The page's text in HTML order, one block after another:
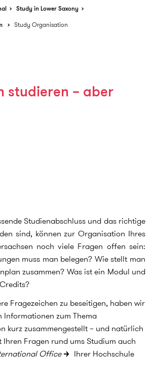
Study in Lower Saxony
Study Organisation
studieren – aber
Studienabschluss und das richtige
sind, können zur Organisation Ihres
noch viele Fragen offen sein:
muss man belegen? Wie stellt man
zusammen? Was ist ein Modul und
Fragezeichen zu beseitigen, haben wir
Informationen zum Thema
kurz zusammengestellt – und natürlich
Ihren Fragen rund ums Studium auch
Office
Ihrer Hochschule